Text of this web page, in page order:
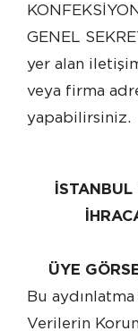
GENEL
yer alan
veya firma
yapabilirsiniz.
İSTANBUL
ÜYE
Bu
Verilerin